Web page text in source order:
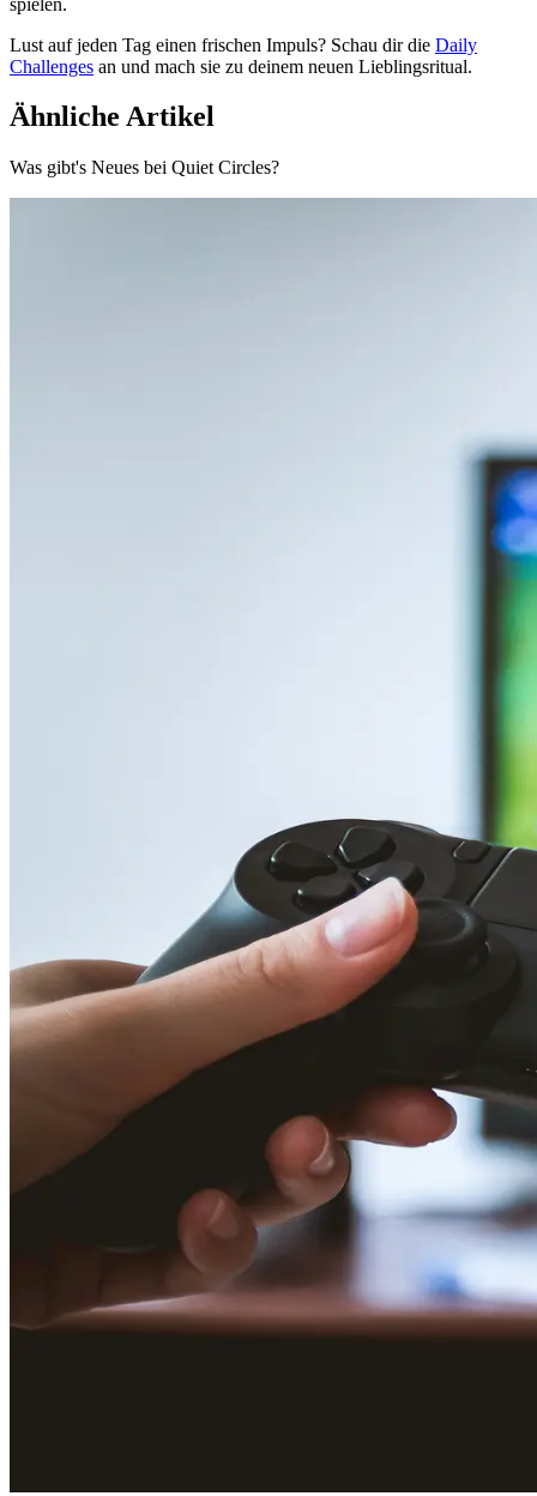
Lust auf jeden Tag einen frischen Impuls? Schau dir die Daily
Challenges an und mach sie zu deinem neuen Lieblingsritual.
Ähnliche Artikel
Was gibt's Neues bei Quiet Circles?